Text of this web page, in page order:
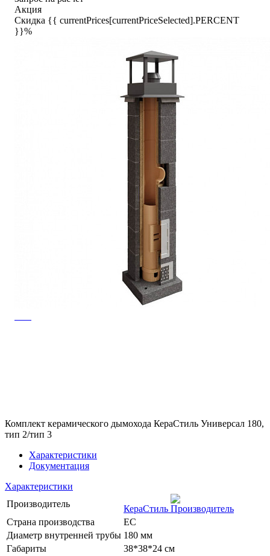
Акция
Скидка {{ currentPrices[currentPriceSelected].PERCENT
}}%
Комплект керамического дымохода КераСтиль Универсал 180,
тип 2/тип 3
Характеристики
Документация
Характеристики
Производитель
КераСтиль
Страна производства
ЕС
Диаметр внутренней трубы 180 мм
Габариты
38*38*24 см